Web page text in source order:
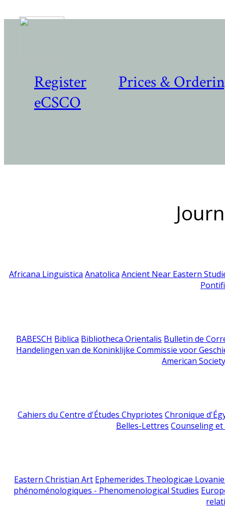
Register
Prices &
eCSCO
Africana Linguistica Anatolica Ancient Near Eastern
BABESCH Biblica Bibliotheca Orientalis Bulletin de
Handelingen van de Koninklijke Commissie voor
American
Cahiers du Centre d'Études Chypriotes Chronique
Belles-Lettres Counseling
Eastern Christian Art Ephemerides Theologicae
phénoménologiques - Phenomenological Studies